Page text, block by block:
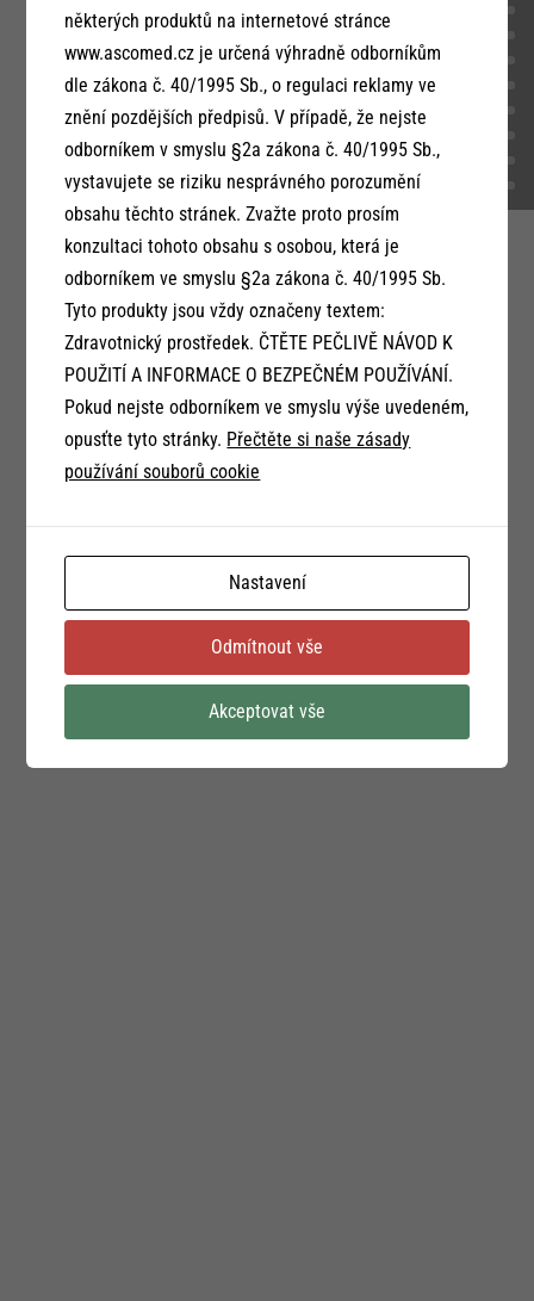
některých produktů na internetové stránce
www.ascomed.cz je určená výhradně odborníkům
dle zákona č. 40/1995 Sb., o regulaci reklamy ve
znění pozdějších předpisů. V případě, že nejste
odborníkem v smyslu §2a zákona č. 40/1995 Sb.,
vystavujete se riziku nesprávného porozumění
obsahu těchto stránek. Zvažte proto prosím
konzultaci tohoto obsahu s osobou, která je
odborníkem ve smyslu §2a zákona č. 40/1995 Sb.
Tyto produkty jsou vždy označeny textem:
Zdravotnický prostředek. ČTĚTE PEČLIVĚ NÁVOD K
POUŽITÍ A INFORMACE O BEZPEČNÉM POUŽÍVÁNÍ.
Pokud nejste odborníkem ve smyslu výše uvedeném,
opusťte tyto stránky. Přečtěte si naše zásady
používání souborů cookie
Nastavení
Odmítnout vše
Akceptovat vše